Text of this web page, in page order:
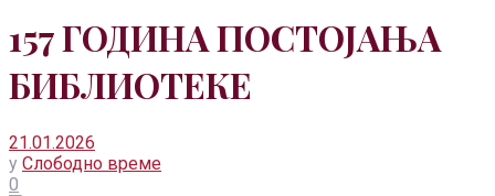
157 ГОДИНА ПОСТОЈАЊА
БИБЛИОТЕКЕ
21.01.2026
у Слободно време
0